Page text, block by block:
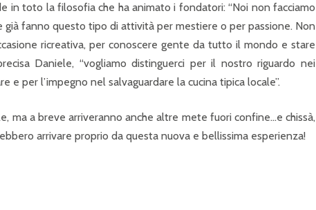
in toto la filosofia che ha animato i fondatori: “Noi non facciamo
fanno questo tipo di attività per mestiere o per passione. Non
ricreativa, per conoscere gente da tutto il mondo e stare
Daniele, “vogliamo distinguerci per il nostro riguardo nei
per l’impegno nel salvaguardare la cucina tipica locale”.
ma a breve arriveranno anche altre mete fuori confine…e chissà,
arrivare proprio da questa nuova e bellissima esperienza!